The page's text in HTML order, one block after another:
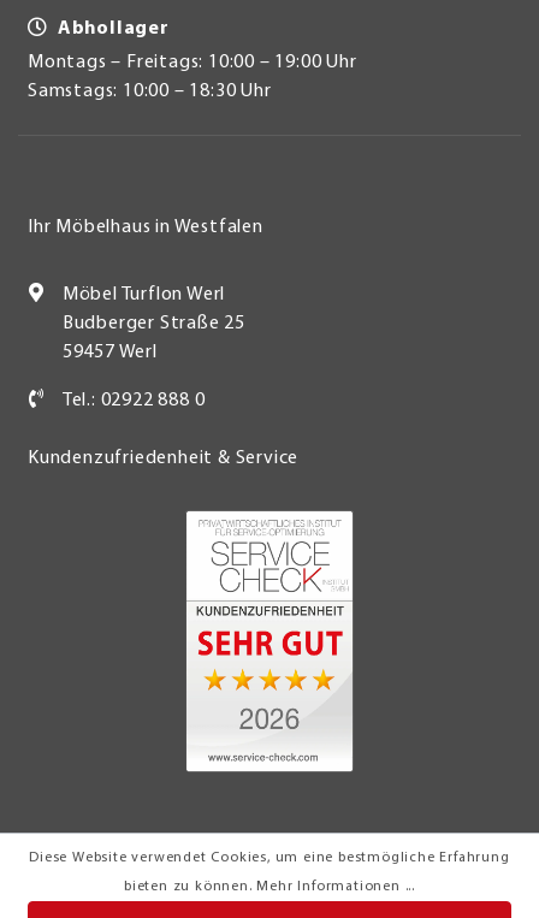
Diese Website verwendet Cookies, um eine bestmögliche Erfahrung
bieten zu können. Mehr Informationen ...
Abhollager
Montags – Freitags: 10:00 – 19:00 Uhr
Samstags: 10:00 – 18:30 Uhr
Ihr Möbelhaus in Westfalen
Möbel Turflon Werl
Budberger Straße 25
59457 Werl
Tel.: 02922 888 0
Kundenzufriedenheit & Service
Klemens Münstermann GmbH & Co. KG